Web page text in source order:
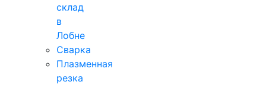
склад
в
Лобне
Сварка
Плазменная
резка